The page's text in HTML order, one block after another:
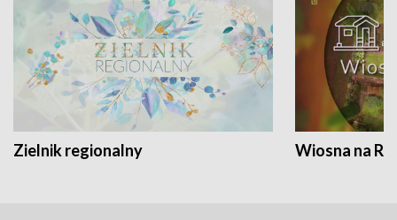
Zielnik regionalny Wiosna na